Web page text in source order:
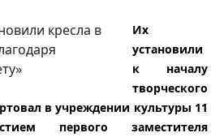
Их
установили
к началу
творческого
в учреждении культуры 11
первого заместителя